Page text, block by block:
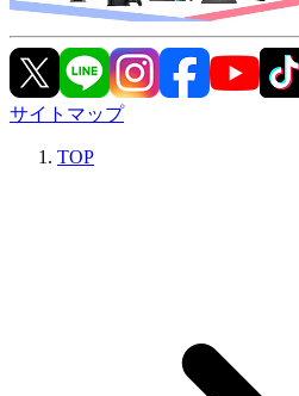
サイトマップ
TOP